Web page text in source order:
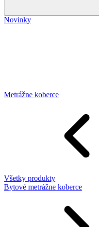
Novinky
Metrážne koberce
Všetky produkty
Bytové metrážne koberce